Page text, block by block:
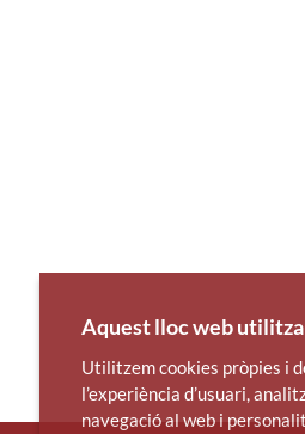
Aquest lloc web
Utilitzem cookies pròpies i
l’experiència d’usuari,
navegació al web i